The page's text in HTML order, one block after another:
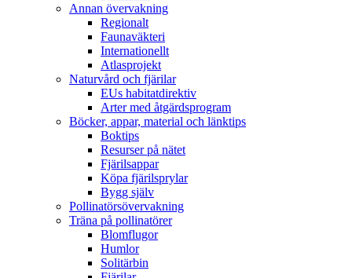
Annan övervakning
Regionalt
Faunaväkteri
Internationellt
Atlasprojekt
Naturvård och fjärilar
EUs habitatdirektiv
Arter med åtgärdsprogram
Böcker, appar, material och länktips
Boktips
Resurser på nätet
Fjärilsappar
Köpa fjärilsprylar
Bygg själv
Pollinatörsövervakning
Träna på pollinatörer
Blomflugor
Humlor
Solitärbin